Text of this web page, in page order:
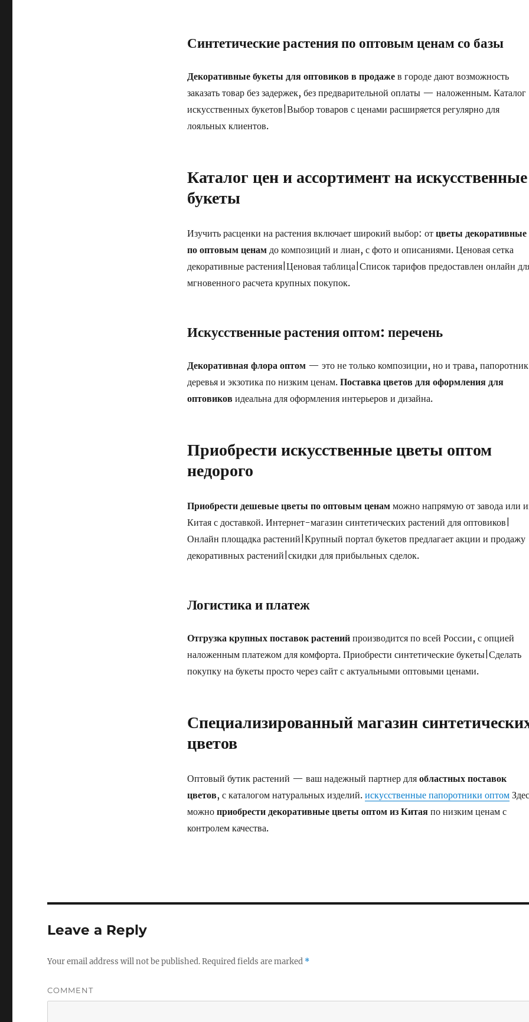
Синтетические растения по оптовым ценам со базы
Декоративные букеты для оптовиков в продажев городе дают возможность
заказать товар без задержек, без предварительной оплаты — наложенным. Каталог
искусственных букетов|Выбор товаров с ценами расширяется регулярно для
лояльных клиентов.
Каталог цен и ассортимент на искусственные
букеты
Изучить расценки на растения включает широкий выбор: от цветы декоративные
по оптовым ценамдо композиций и лиан, с фото и описаниями. Ценовая сетка
декоративные растения|Ценовая таблица|Список тарифов предоставлен онлайн
мгновенного расчета крупных покупок.
Искусственные растения оптом: перечень
Декоративная флора оптом— это не только композиции, но и трава,
деревья и экзотика по низким ценам. Поставка цветов для оформления для
оптовиков идеальна для оформления интерьеров и дизайна.
Приобрести искусственные цветы оптом
недорого
Приобрести дешевые цветы по оптовым ценамможно напрямую от завода или
Китая с доставкой. Интернет-магазин синтетических растений для оптовиков|
Онлайн площадка растений|Крупный портал букетов предлагает акции и продажу
декоративных растений|скидки для прибыльных сделок.
Логистика и платеж
Отгрузка крупных поставок растенийпроизводится по всей России, с опцией
наложенным платежом для комфорта. Приобрести синтетические букеты|Сделать
покупку на букеты просто через сайт с актуальными оптовыми ценами.
Специализированный магазин
цветов
Оптовый бутик растений — ваш надежный партнер для областных поставок
цветов, с каталогом натуральных изделий. искусственные папоротники оптом
можно приобрести декоративные цветы оптом из Китаяпо низким ценам с
контролем качества.
Leave a Reply
Your email address will not be published.Required fields are marked *
COMMENT